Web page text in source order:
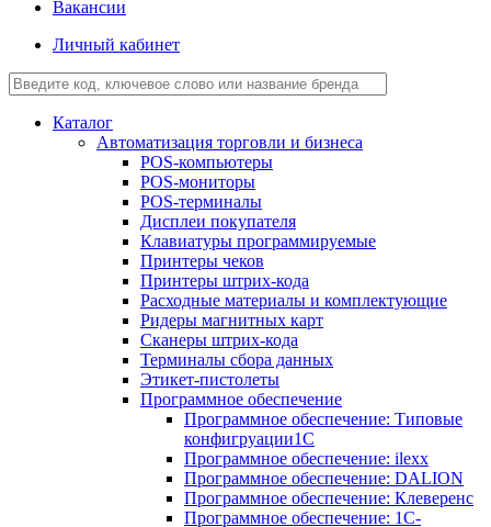
Вакансии
Личный кабинет
Каталог
Автоматизация торговли и бизнеса
POS-компьютеры
POS-мониторы
POS-терминалы
Дисплеи покупателя
Клавиатуры программируемые
Принтеры чеков
Принтеры штрих-кода
Расходные материалы и комплектующие
Ридеры магнитных карт
Сканеры штрих-кода
Терминалы сбора данных
Этикет-пистолеты
Программное обеспечение
Программное обеспечение: Типовые
конфигруации1С
Программное обеспечение: ilexx
Программное обеспечение: DALION
Программное обеспечение: Клеверенс
Программное обеспечение: 1С-